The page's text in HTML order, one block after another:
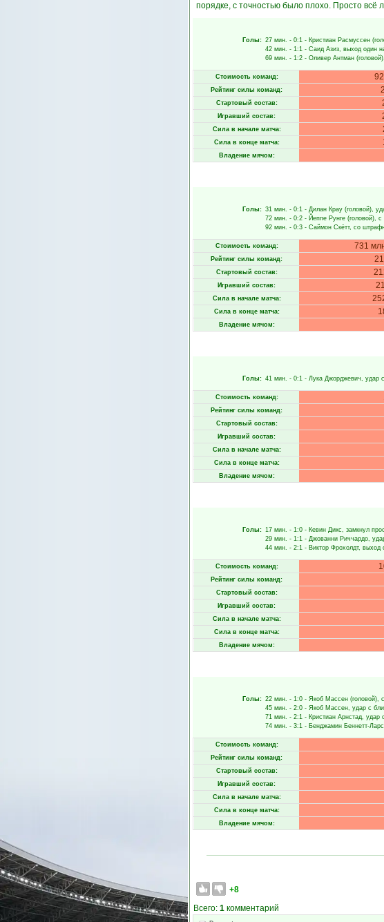
порядке, с точностью было плохо. Просто всё
Голы: 27 мин. - 0:1 - Кристиан Расмуссен
42 мин. - 1:1 - Саид Азиз, выход один
69 мин. - 1:2 - Оливер Антман
Стоимость команд:
Рейтинг силы команд:
Стартовый состав:
Игравший состав:
Сила в начале матча:
Сила в конце матча:
Владение мячом:
Голы: 31 мин. - 0:1 - Дилан Крау (головой),
72 мин. - 0:2 - Йеппе Рунге (головой), с
92 мин. - 0:3 - Саймон Скётт, со
Стоимость команд: 731
Рейтинг силы команд:
Стартовый состав:
Игравший состав:
Сила в начале матча:
Сила в конце матча:
Владение мячом:
Голы: 41 мин. - 0:1 - Лука Джорджевич, удар
Стоимость команд:
Рейтинг силы команд:
Стартовый состав:
Игравший состав:
Сила в начале матча:
Сила в конце матча:
Владение мячом:
Голы: 17 мин. - 1:0 - Кевин Дикс, замкнул
29 мин. - 1:1 - Джованни Риччардо,
44 мин. - 2:1 - Виктор Фрохолдт, выход
Стоимость команд:
Рейтинг силы команд:
Стартовый состав:
Игравший состав:
Сила в начале матча:
Сила в конце матча:
Владение мячом:
Голы: 22 мин. - 1:0 - Якоб Массен (головой),
45 мин. - 2:0 - Якоб Массен, удар с
71 мин. - 2:1 - Кристиан Арнстад, удар
74 мин. - 3:1 - Бенджамин Беннетт-
Стоимость команд:
Рейтинг силы команд:
Стартовый состав:
Игравший состав:
Сила в начале матча:
Сила в конце матча:
Владение мячом:
+8
Всего: 1 комментарий